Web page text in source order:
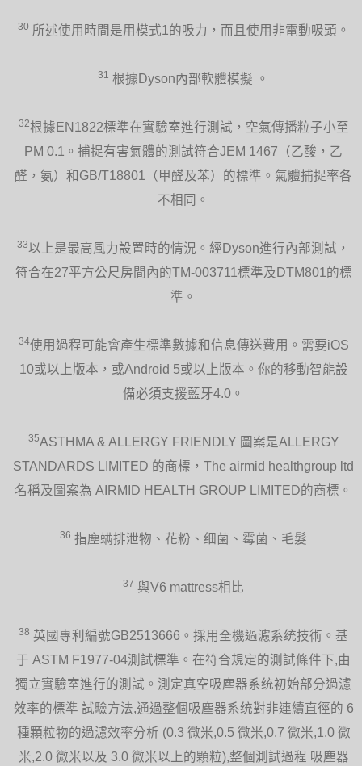
30 所述使用時間是用模式1的吸力，而且使用非電動吸頭。
31 根據Dyson內部軟體模擬 。
32根據EN1822標準在實驗室進行測試，空氣傳播粒子小至
PM 0.1。捕捉有害氣體的測試符合JEM 1467（乙酸，乙
醛，氨）和GB/T18801（甲醛及苯）的標準。氣體捕捉率各
不相同。
33以上是最高風力設置時的情況。經Dyson進行內部測試，
符合在27平方公尺房間內的TM-003711標準及DTM801的標
準。
34使用過程可能會產生標準數據和信息傳送費用。需要iOS
10或以上版本，或Android 5或以上版本。你的移動智能設
備必須支援藍牙4.0。
35ASTHMA & ALLERGY FRIENDLY 圖案是ALLERGY
STANDARDS LIMITED 的商標，The airmid healthgroup ltd
名稱及圖案為 AIRMID HEALTH GROUP LIMITED的商標。
36 指塵螨排泄物、花粉、细菌、霉菌、毛髮
37 與V6 mattress相比
38 英國專利編號GB2513666。採用全機過濾系统技術。基
于 ASTM F1977-04測試標準。在符合規定的測試條件下,由
獨立實驗室進行的測試。測定真空吸塵器系统初始部分過濾
效率的標準 試驗方法,通過整個吸塵器系统對非連續直徑的 6
種顆粒物的過濾效率分析 (0.3 微米,0.5 微米,0.7 微米,1.0 微
米,2.0 微米以及 3.0 微米以上的顆粒),整個測試過程 吸塵器